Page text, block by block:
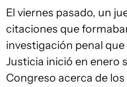
El viernes pasado, un
citaciones que
investigación penal
Justicia inició en enero
Congreso acerca de